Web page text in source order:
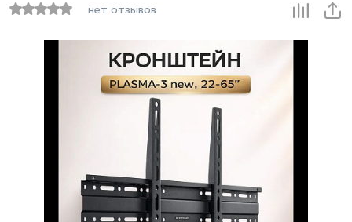
нет отзывов